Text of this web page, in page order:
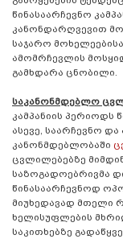
წინასაარჩევნო
კანონდარღვევით
საჯარო
ამომრჩევლის
გამხდარა ცნობილი.
საკანონმდებლო
კამპანიის პერიოდს
ასევე, საარჩევნო
კანონმდებლობაში
ცვლილებებზე
საზოგადოებრივმა
წინასაარჩევნოდ
მიუხედავად მთელი
ხელისუფლების
საკითხებზე